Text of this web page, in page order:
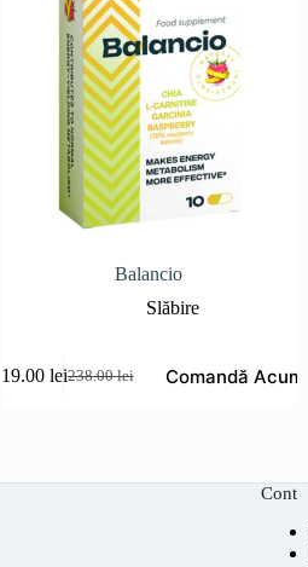
Balancio
Slăbire
238.00lei
Prețul
119.00 leiPrețul
Comandă Acum
Cont